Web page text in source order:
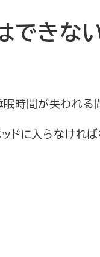
きな
時間が失われる
に入らなければ